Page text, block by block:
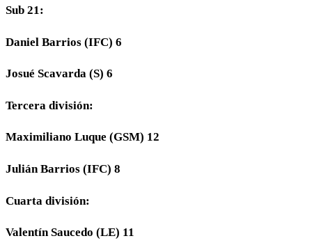
Sub 21:
Daniel Barrios (IFC) 6
Josué Scavarda (S) 6
Tercera división:
Maximiliano Luque (GSM) 12
Julián Barrios (IFC) 8
Cuarta división:
Valentín Saucedo (LE) 11